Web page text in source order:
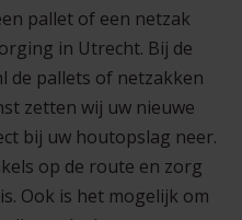
pallet of een netzak
in Utrecht. Bij de
de pallets of netzakken
zetten wij uw nieuwe
bij uw houtopslag neer.
op de route en zorg
Ook is het mogelijk om